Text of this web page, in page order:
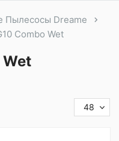
Dreame
Combo Wet
Wet
48